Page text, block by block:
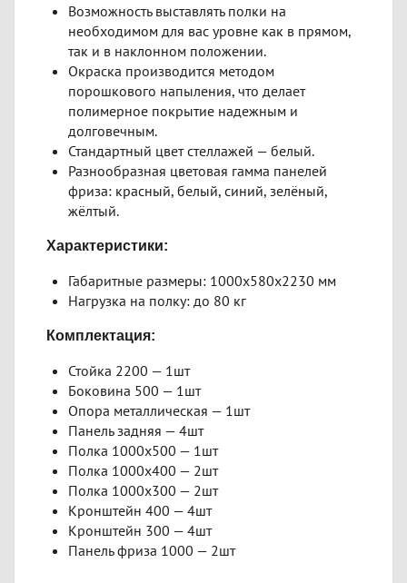
Возможность выставлять полки на
необходимом для вас уровне как в прямом,
так и в наклонном положении.
Окраска производится методом
порошкового напыления, что делает
полимерное покрытие надежным и
долговечным.
Стандартный цвет стеллажей — белый.
Разнообразная цветовая гамма панелей
фриза: красный, белый, синий, зелёный,
жёлтый.
Характеристики:
Габаритные размеры: 1000х580х2230 мм
Нагрузка на полку: до 80 кг
Комплектация:
Стойка 2200 — 1шт
Боковина 500 — 1шт
Опора металлическая — 1шт
Панель задняя — 4шт
Полка 1000х500 — 1шт
Полка 1000х400 — 2шт
Полка 1000х300 — 2шт
Кронштейн 400 — 4шт
Кронштейн 300 — 4шт
Панель фриза 1000 — 2шт